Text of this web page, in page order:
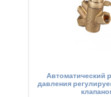
Автоматический
давления